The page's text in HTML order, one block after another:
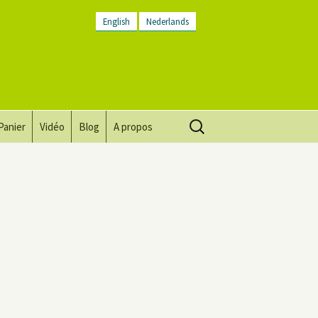
English Nederlands
Vidéo Blog A propos
Rechercher :